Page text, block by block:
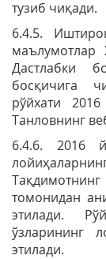
тузиб чиқади.
6.4.5.
маълумотлар
Дастлабки
босқичига
рўйхати
Танловнинг
6.4.6. 2016
томонидан
этилади.
ўзларининг
этилади.